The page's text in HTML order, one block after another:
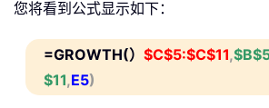
您将看到公式显示如下：
=GROWTH(） $C$5:$C$11,
$11,E5)